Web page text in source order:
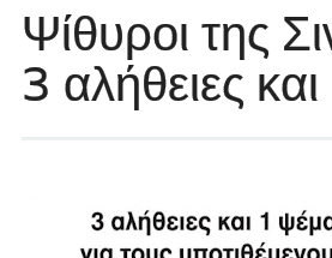
Ψίθυροι της
3 αλήθειες